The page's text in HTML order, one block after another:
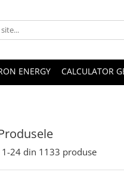
ENERGY CALCULATOR
1-24 din 1133 produse